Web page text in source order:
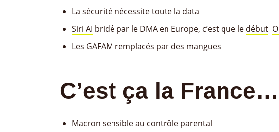
La sécurité nécessite toute la data
Siri AI bridé par le DMA en Europe, c’est que le début
Les GAFAM remplacés par des mangues
C’est ça la France…
Macron sensible au contrôle parental